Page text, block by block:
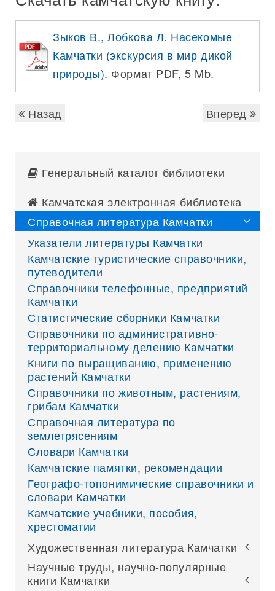
Зыков В., Лобкова Л. Насекомые
Камчатки (экскурсия в мир дикой
природы). Формат PDF, 5 Mb.
Назад Вперед
Генеральный каталог библиотеки
Камчатская электронная библиотека
Справочная литература Камчатки
Указатели литературы Камчатки
Камчатские туристические справочники,
путеводители
Справочники телефонные, предприятий
Камчатки
Статистические сборники Камчатки
Справочники по административно-
территориальному делению Камчатки
Книги по выращиванию, применению
растений Камчатки
Справочники по животным, растениям,
грибам Камчатки
Справочная литература по
землетрясениям
Словари Камчатки
Камчатские памятки, рекомендации
Географо-топонимические справочники и
словари Камчатки
Камчатские учебники, пособия,
хрестоматии
Художественная литература Камчатки
Научные труды, научно-популярные
книги Камчатки